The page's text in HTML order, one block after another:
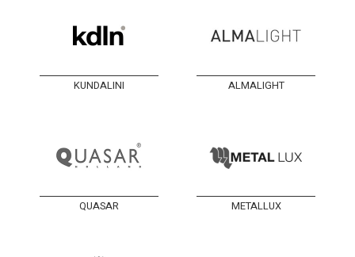
ALMALIGHT
KUNDALINI
METALLUX
QUASAR